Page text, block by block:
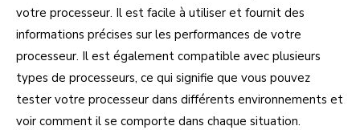
votre processeur. Il est facile à utiliser et fournit des
informations précises sur les performances de votre
processeur. Il est également compatible avec plusieurs
types de processeurs, ce qui signifie que vous pouvez
tester votre processeur dans différents environnements et
voir comment il se comporte dans chaque situation.